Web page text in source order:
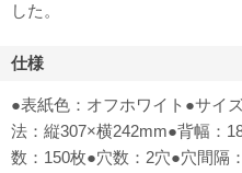
した。
仕様
●表紙色：オフホワイト●サイ
法：縦307×横242mm●背幅：
数：150枚●穴数：2穴●穴間隔